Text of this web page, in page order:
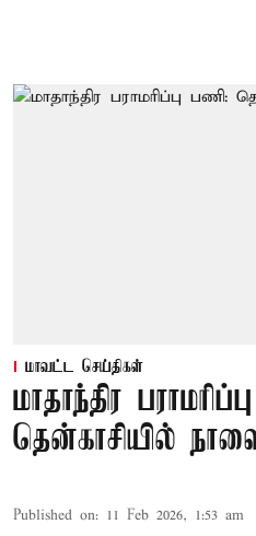
மாவட்ட செய்திகள்
மாதாந்திர
தென்காசியில்
Published on: 11 Feb 2026, 1:53 am